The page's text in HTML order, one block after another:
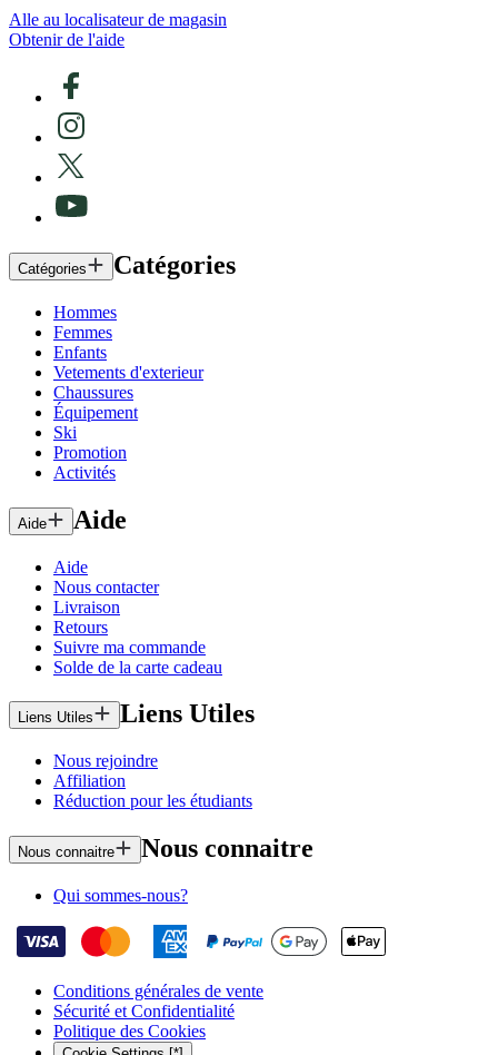
Alle au localisateur de magasin
Obtenir de l'aide
Catégories Catégories
Hommes
Femmes
Enfants
Vetements d'exterieur
Chaussures
Équipement
Ski
Promotion
Activités
Aide Aide
Aide
Nous contacter
Livraison
Retours
Suivre ma commande
Solde de la carte cadeau
Liens Utiles Liens Utiles
Nous rejoindre
Affiliation
Réduction pour les étudiants
Nous connaitre Nous connaitre
Qui sommes-nous?
Conditions générales de vente
Sécurité et Confidentialité
Politique des Cookies